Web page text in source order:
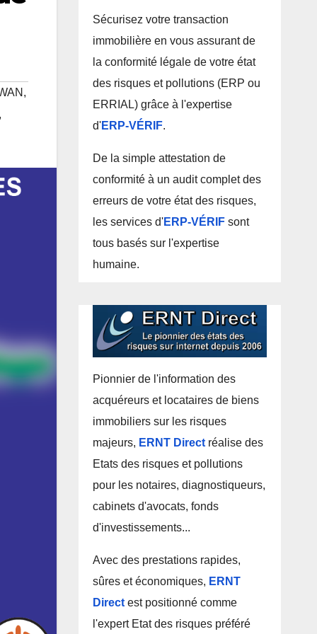
,
Sécurisez votre transaction
immobilière en vous assurant de
la conformité légale de votre état
des risques et pollutions (ERP ou
ERRIAL) grâce à l'expertise
d'ERP-VÉRIF.
De la simple attestation de
conformité à un audit complet des
erreurs de votre état des risques,
les services d'ERP-VÉRIFsont
tous basés sur l'expertise
humaine.
Pionnier de l'information des
acquéreurs et locataires de biens
immobiliers sur les risques
majeurs, ERNT Directréalise des
Etats des risques et pollutions
pour les notaires, diagnostiqueurs,
cabinets d'avocats, fonds
d'investissements...
Avec des prestations rapides,
sûres et économiques, ERNT
Directest positionné comme
l'expert Etat des risques préféré